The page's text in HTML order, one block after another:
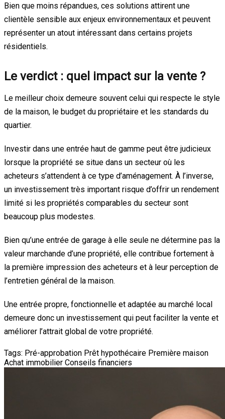
Bien que moins répandues, ces solutions attirent une
clientèle sensible aux enjeux environnementaux et peuvent
représenter un atout intéressant dans certains projets
résidentiels.
Le verdict : quel impact sur la vente ?
Le meilleur choix demeure souvent celui qui respecte le style
de la maison, le budget du propriétaire et les standards du
quartier.
Investir dans une entrée haut de gamme peut être judicieux
lorsque la propriété se situe dans un secteur où les
acheteurs s’attendent à ce type d’aménagement. À l’inverse,
un investissement très important risque d’offrir un rendement
limité si les propriétés comparables du secteur sont
beaucoup plus modestes.
Bien qu’une entrée de garage à elle seule ne détermine pas la
valeur marchande d’une propriété, elle contribue fortement à
la première impression des acheteurs et à leur perception de
l’entretien général de la maison.
Une entrée propre, fonctionnelle et adaptée au marché local
demeure donc un investissement qui peut faciliter la vente et
améliorer l’attrait global de votre propriété.
Tags: Pré-approbation Prêt hypothécaire Première maison
Achat immobilier Conseils financiers